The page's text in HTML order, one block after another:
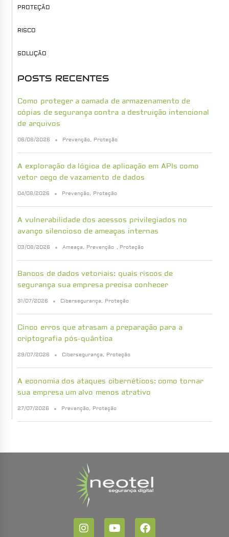
PROTEÇÃO
RISCO
SOLUÇÃO
POSTS RECENTES
Como proteger a camada de armazenamento de
cópias de segurança contra a destruição intencional
de arquivos
06/08/2026 Prevenção, Proteção
A exploração da lógica de aplicação em APIs como
vetor cego de vazamento de dados
04/08/2026 Prevenção, Proteção
A vulnerabilidade dos acessos privilegiados no
avanço silencioso de ameaças internas
03/08/2026 Ameaça, Prevenção , Proteção
Bancos de dados vetoriais: quais riscos de
segurança sua empresa precisa conhecer
31/07/2026 Cibersegurança, Proteção
Cinco erros que atrasam a preparação para a
criptografia pós-quântica
29/07/2026 Cibersegurança, Proteção
A economia dos ataques cibernéticos: como tornar
sua empresa um alvo menos atrativo
27/07/2026 Prevenção, Proteção